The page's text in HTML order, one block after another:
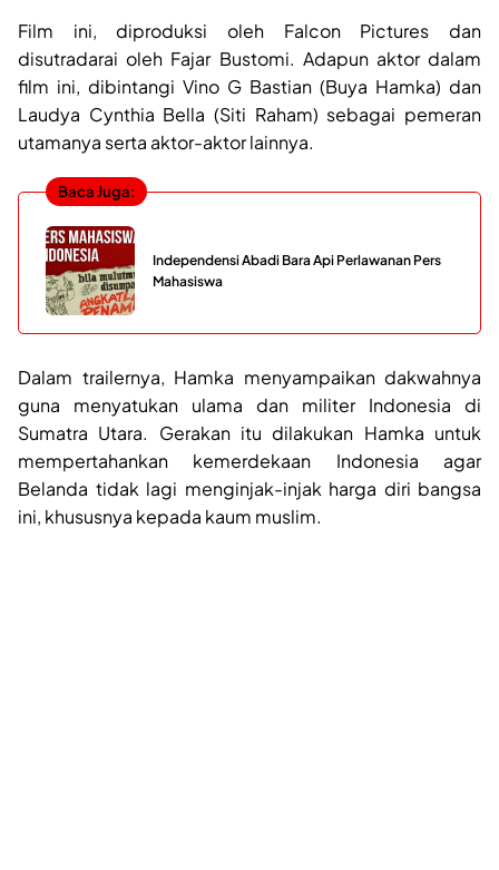
Film ini, diproduksi oleh Falcon Pictures dan
disutradarai oleh Fajar Bustomi. Adapun aktor dalam
film ini, dibintangi Vino G Bastian (Buya Hamka) dan
Laudya Cynthia Bella (Siti Raham) sebagai pemeran
utamanya serta aktor-aktor lainnya.
Baca Juga:
Independensi Abadi Bara Api Perlawanan Pers
Mahasiswa
Dalam trailernya, Hamka menyampaikan dakwahnya
guna menyatukan ulama dan militer Indonesia di
Sumatra Utara. Gerakan itu dilakukan Hamka untuk
mempertahankan kemerdekaan Indonesia agar
Belanda tidak lagi menginjak-injak harga diri bangsa
ini, khususnya kepada kaum muslim.